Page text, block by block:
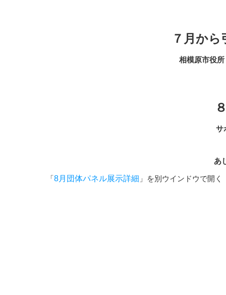
７月か
相模原市役
サ
あ
「8月団体パネル展示詳細 」を別ウインドウで開く